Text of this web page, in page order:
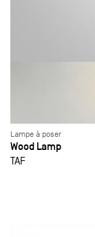
Lampe à poser
Wood Lamp
TAF